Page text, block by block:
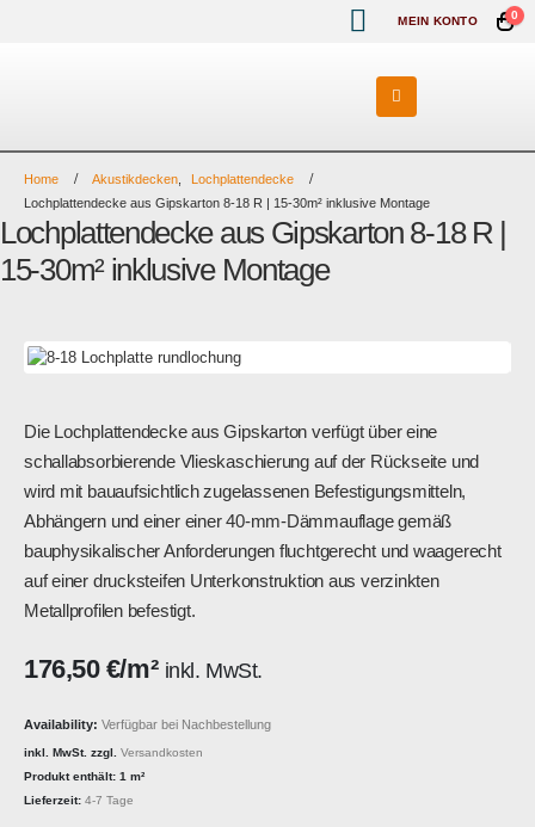
MEIN KONTO 0
Home Akustikdecken
Lochplattendecke
Lochplattendecke aus Gipskarton 8-18 R | 15-30m² inklusive Montage
Lochplattendecke aus Gipskarton 8-18 R |
15-30m² inklusive Montage
Die Lochplattendecke aus Gipskarton verfügt über eine
schallabsorbierende Vlieskaschierung auf der Rückseite und
wird mit bauaufsichtlich zugelassenen Befestigungsmitteln,
Abhängern und einer einer 40-mm-Dämmauflage gemäß
bauphysikalischer Anforderungen fluchtgerecht und waagerecht
auf einer drucksteifen Unterkonstruktion aus verzinkten
Metallprofilen befestigt.
176,50 €/m² inkl. MwSt.
Availability: Verfügbar bei Nachbestellung
inkl. MwSt. zzgl. Versandkosten
Produkt enthält: 1 m²
Lieferzeit: 4-7 Tage